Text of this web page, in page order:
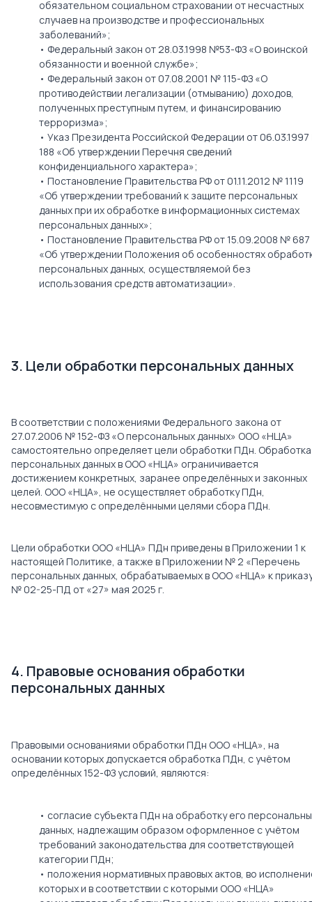
обязательном социальном страховании от несчастных
случаев на производстве и профессиональных
заболеваний»;
• Федеральный закон от 28.03.1998 №53-ФЗ «О воинской
обязанности и военной службе»;
• Федеральный закон от 07.08.2001 № 115-ФЗ «О
противодействии легализации (отмыванию) доходов,
полученных преступным путем, и финансированию
терроризма»;
• Указ Президента Российской Федерации от
188 «Об утверждении Перечня сведений
конфиденциального характера»;
• Постановление Правительства РФ от 01.11.2012 № 1119
«Об утверждении требований к защите персональных
данных при их обработке в информационных системах
персональных данных»;
• Постановление Правительства РФ от 15.09.2008 № 687
«Об утверждении Положения об особенностях
персональных данных, осуществляемой без
использования средств автоматизации».
3. Цели обработки персональных данных
В соответствии с положениями Федерального закона от
27.07.2006 № 152-ФЗ «О персональных данных» ООО «НЦА»
самостоятельно определяет цели обработки ПДн. Обработка
персональных данных в ООО «НЦА» ограничивается
достижением конкретных, заранее определённых и законных
целей. ООО «НЦА», не осуществляет обработку ПДн,
несовместимую с определёнными целями сбора ПДн.
Цели обработки ООО «НЦА» ПДн приведены в Приложении 1 к
настоящей Политике, а также в Приложении № 2 «Перечень
персональных данных, обрабатываемых в ООО «НЦА» к
№ 02-25-ПД от «27» мая 2025 г.
4. Правовые основания обработки
персональных данных
Правовыми основаниями обработки ПДн ООО «НЦА», на
основании которых допускается обработка ПДн, с учётом
определённых 152-ФЗ условий, являются:
• согласие субъекта ПДн на обработку его
данных, надлежащим образом оформленное с учётом
требований законодательства для соответствующей
категории ПДн;
• положения нормативных правовых актов, во
которых и в соответствии с которыми ООО «НЦА»